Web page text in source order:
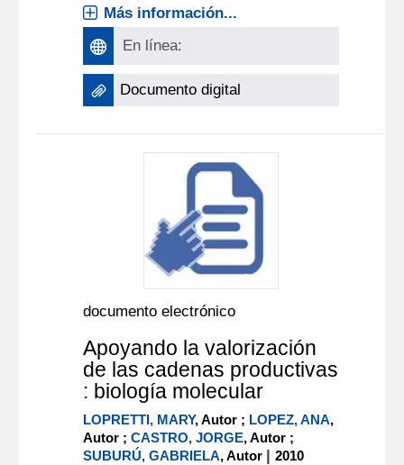
Más información...
En línea:
Documento digital
documento electrónico
Apoyando la valorización
de las cadenas productivas
: biología molecular
LOPRETTI, MARY, Autor ; LOPEZ, ANA,
Autor ;CASTRO, JORGE, Autor ;
SUBURÚ, GABRIELA, Autor |2010